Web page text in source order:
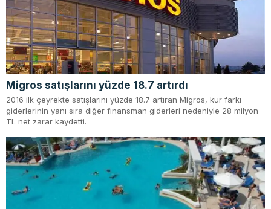
Migros satışlarını yüzde 18.7 artırdı
2016 ilk çeyrekte satışlarını yüzde 18.7 artıran Migros, kur farkı
giderlerinin yanı sıra diğer finansman giderleri nedeniyle 28 milyon
TL net zarar kaydetti.